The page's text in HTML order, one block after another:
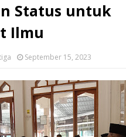
Status untuk
Ilmu
September 15, 2023